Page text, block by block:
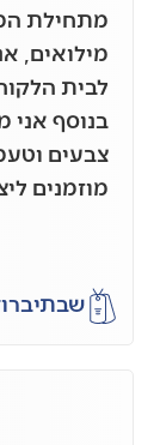
מילואים,
לבית
בנוסף אני
צבעים
מוזמנים
שבתי